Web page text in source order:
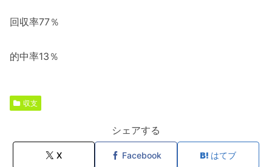
回収率77％
的中率13％
収支
シェアする
X Facebook はてブ